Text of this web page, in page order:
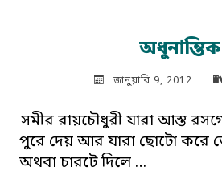
অধুনান্তিক
জানুয়ারি 9, 2012
সমীর রায়চৌধুরী যারা আস্ত
পুরে দেয় আর যারা ছোটো করে
অথবা চারটে দিলে …